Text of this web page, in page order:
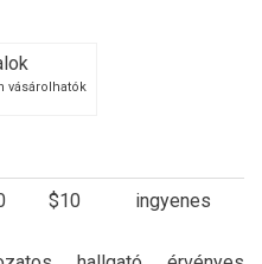
vásárolhatók
$10 ingyenes